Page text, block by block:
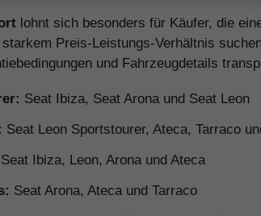
lohnt sich besonders für Käufer, die
Preis-Leistungs-Verhältnis
und Fahrzeugdetails
Seat Ibiza, Seat Arona und Seat Leon
Seat Leon Sportstourer, Ateca, Tarraco
Seat Ibiza, Leon, Arona und Ateca
Seat Arona, Ateca und Tarraco